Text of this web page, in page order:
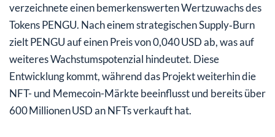
verzeichnete einen bemerkenswerten Wertzuwachs des
Tokens PENGU. Nach einem strategischen Supply‑Burn
zielt PENGU auf einen Preis von 0,040 USD ab, was auf
weiteres Wachstumspotenzial hindeutet. Diese
Entwicklung kommt, während das Projekt weiterhin die
NFT- und Memecoin-Märkte beeinflusst und bereits über
600 Millionen USD an NFTs verkauft hat.